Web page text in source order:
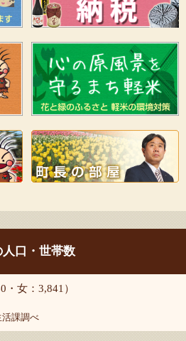
人口・世帯数
女：3,841）
課調べ